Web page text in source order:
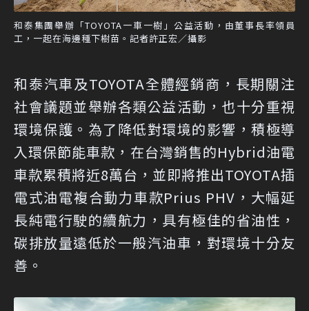
和泰集團舉辦「TOYOTA一車一樹」公益活動，由董事長率領員
工，一起在海邊種下樹苗。記者許正宏／攝影
和泰汽車及TOYOTA全體經銷商，長期關注
社會議題並舉辦各類公益活動，也十分重視
環境保護。為了降低對環境的影響，積極導
入環保節能車款，在台灣銷售的Hybrid油電
車款累積將近8萬台，並即將推出TOYOTA插
電式油電複合動力車款Prius PHV，大幅延
長純電行駛的續航力，具有極佳的省油性，
碳排放量遠低於一般汽油車，對環境十分友
善。